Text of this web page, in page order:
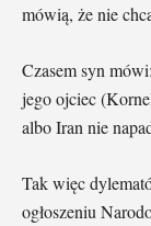
mówią, że nie
Czasem syn
jego ojciec
albo Iran nie
Tak więc
ogłoszeniu